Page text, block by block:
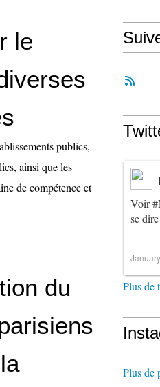
le
publics,
ainsi que les
de compétence et
du
Voir
se
Plus de
Plus de